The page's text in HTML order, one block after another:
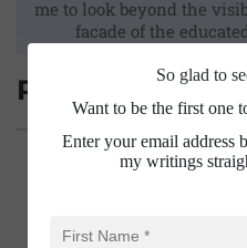
me to look beyond the
facade of the
Related Posts
So glad to
Want to be the first one
Enter your email address
my writings